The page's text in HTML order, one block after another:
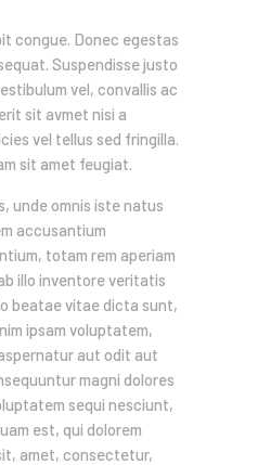
congue. Donec egestas
Suspendisse justo
vel, convallis ac
sit avmet nisi a
vel tellus sed fringilla.
sit amet feugiat.
unde omnis iste natus
accusantium
totam rem aperiam
illo inventore veritatis
beatae vitae dicta sunt,
ipsam voluptatem,
aut odit aut
magni dolores
sequi nesciunt,
est, qui dolorem
amet, consectetur,